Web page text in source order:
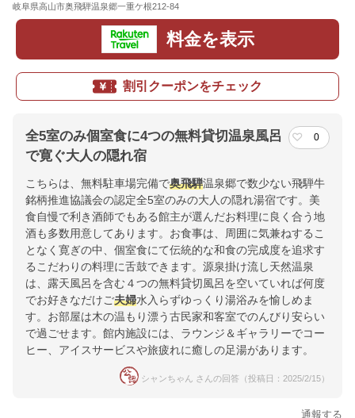
岐阜県高山市奥飛騨温泉郷一重ケ根212-84
料金を表示
割引クーポンをチェック
全5室のみ個室食に4つの無料貸切温泉風呂
で寛ぐ大人の隠れ宿
0
こちらは、無料駐車場完備で奥飛騨温泉郷で数少ない飛騨牛
銘柄推進協議会の認定全5室のみの大人の隠れ湯宿です。美
食自慢で利き酒師でもある館主が選んだお料理に良く合う地
酒も多数用意してあります。お食事は、周囲に気兼ねするこ
となく寛ぎの中、個室食にて伝統的な和食の完成度を追求す
るこだわりの料理に舌鼓できます。源泉掛け流し天然温泉
は、露天風呂を含む４つの無料貸切風呂を空いていれば何度
でお好きなだけご夫婦水入らずゆっくり湯浴みを愉しめま
す。お部屋は木の温もり漂う古民家和客室でのんびり安らい
で過ごせます。館内施設には、ラウンジ＆ギャラリーでコー
ヒー、アイスサービスや旅疲れに癒しの足湯があります。
シャンちゃん さんの回答（投稿日：2025/2/15）
通報する